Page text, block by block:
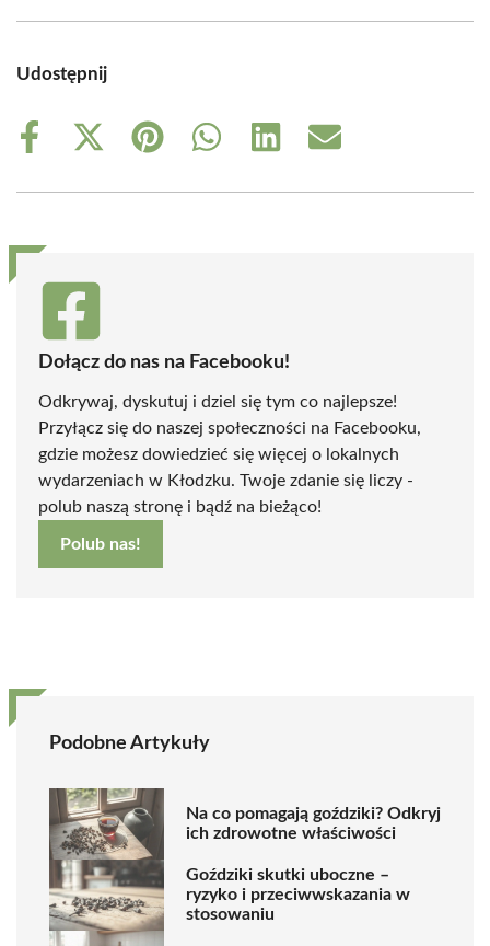
Udostępnij
Share
Share
(Twitter)
Share
Share
Share
Share
Dołącz do nas na Facebooku!
Odkrywaj, dyskutuj i dziel się tym co najlepsze!
Przyłącz się do naszej społeczności na Facebooku,
gdzie możesz dowiedzieć się więcej o lokalnych
wydarzeniach w Kłodzku. Twoje zdanie się liczy -
polub naszą stronę i bądź na bieżąco!
Polub nas!
Podobne Artykuły
Na co pomagają goździki? Odkryj
ich zdrowotne właściwości
Goździki skutki uboczne –
ryzyko i przeciwwskazania w
stosowaniu